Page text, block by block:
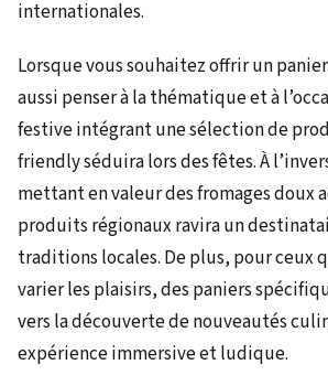
internationales.
Lorsque vous souhaitez offrir un
aussi penser à la thématique et à
festive intégrant une sélection de
friendly séduira lors des fêtes. À
mettant en valeur des fromages doux
produits régionaux ravira un
traditions locales. De plus, pour ceux
varier les plaisirs, des paniers
vers la découverte de nouveautés
expérience immersive et ludique.